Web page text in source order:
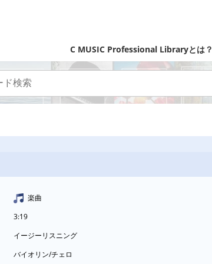
C MUSIC Professional Libraryとは？
楽曲
3:19
イージーリスニング
バイオリン/チェロ